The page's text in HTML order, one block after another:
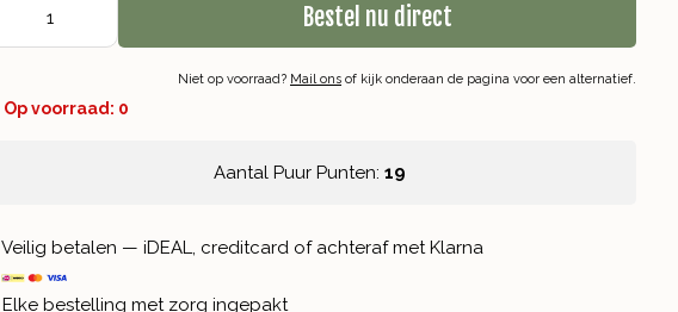
Bestel nu direct
Niet op voorraad? Mail ons of kijk onderaan de pagina voor een alternatief.
Op voorraad: 0
Aantal Puur Punten: 19
Veilig betalen — iDEAL, creditcard of achteraf met Klarna
Elke bestelling met zorg ingepakt